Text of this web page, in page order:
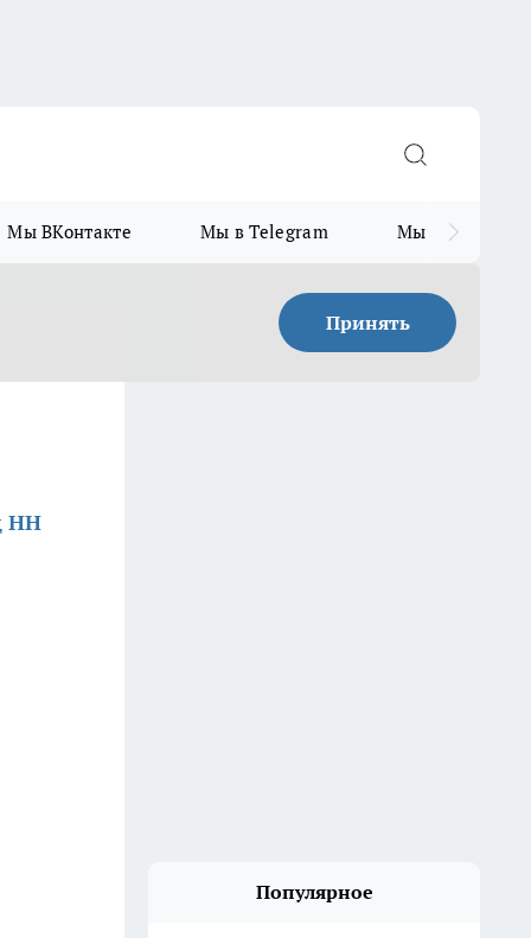
Мы ВКонтакте Мы в Telegram Мы в MAX
Принять
НН
Популярное